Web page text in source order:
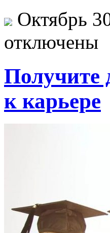
Октябрь
отключены
Получите
к карьере